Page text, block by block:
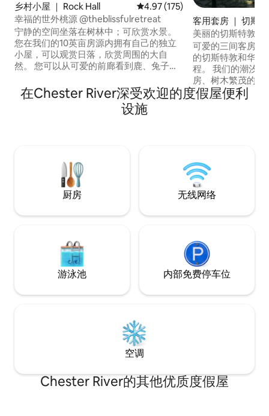
乡村小屋 ｜ Rock Hall 平均评分 4.97 分（满分 5 分），
4.97 (175)
幸福的世外桃源 @theblissfulretreat
宁静的空间坐落在树林中；可欣赏水景。
您在我们的10英亩房源内拥有自己的独立
小屋，可以观赏日落，欣赏周围的大自
然。 您可以从可爱的前廊看到鹿、兔子、
以保证我们的房源始终按照最高标准进行
清洁和消毒，并定期使用臭氧灯。 在Insta
上查看我们的更多幸福时刻-
客用套房 ｜ 切斯
ertown)
美丽的切斯特敦海
可爱的三间客房海
的切斯特敦和华盛
程。 我们的潮汐
房、树木繁茂的场
鸟、皮划艇、非常
欢迎友好的宠物（
在Chester River深受欢迎的度假屋便利
设施
厨房 无线网络
游泳池 内部免费停车位
空调
Chester River的其他优质度假屋